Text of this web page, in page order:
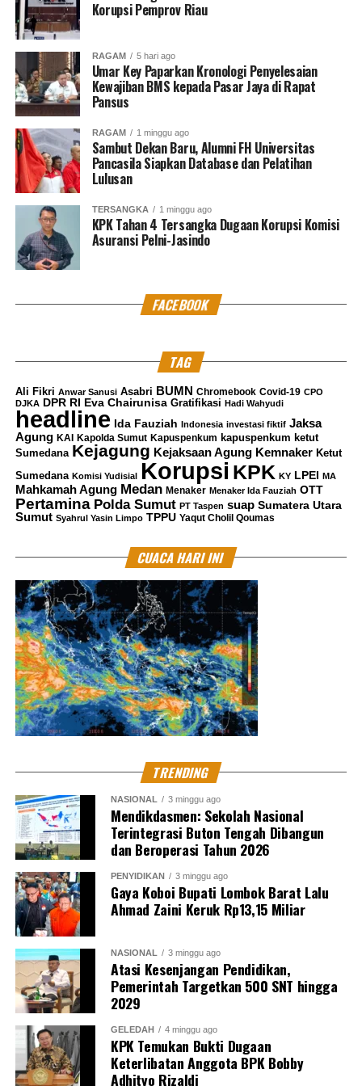
Penyidik juga menemukan adanya dugaan pengondisian
pemenang proyek. Ahmad Abdillah diduga telah diminta
menjadi kontraktor pelaksana sejak tahap perencanaan
dan penganggaran, meskipun proses lelang saat itu
belum dimulai.
Di sisi lain, Sukiman diduga menerima sejumlah uang
dari pihak Abipraya–Jaya Abadi KSO terkait pelaksanaan
proyek tersebut.
Timbulkan Kerugian Negara Rp35,7 Miliar
Akibat berbagai penyimpangan yang terjadi, hasil
pembangunan Gedung Kantor Pemkab Lamongan
sisi volume maupun kualitas pekerjaan.
kerugian keuangan negara sebesar Rp35,7 miliar.
Taufik menegaskan sektor konstruksi merupakan salah
satu pilar strategis pembangunan nasional sehingga
harus dijalankan dengan prinsip integritas dan
akuntabilitas.
Menurutnya, praktik korupsi dalam proyek konstruksi
tidak hanya merugikan keuangan negara, tetapi juga
apabila kualitas bangunan tidak sesuai standar.
“Setiap pelanggaran integritas berpotensi merusak
kualitas pembangunan, mencederai kepercayaan publik,
dan menghambat pembangunan nasional,” kata Taufik.
KPK menegaskan akan terus mengusut tuntas perkara
tersebut sekaligus mendorong penguatan tata kelola
dan pengawasan agar praktik serupa tidak kembali
terjadi dalam pelaksanaan proyek-proyek pembangunan
pemerintah. *** (MES)
Kritik saran kami terima untuk pengembangan
konten kami. Jangan lupa subscribe dan like di
Channel YouTube, Instagram dan Tik Tok.Terima
kasih.
RELATED TOPICS:
AHMAD ABDILLAH
HERMAN DWI HARYANTO
KSO
LAMONGAN
MOKH. SUKIMAN
PPK PT AGUNG PRADANA PUTRA
UP NEXT
Kejagung Tahan Tiga Eks Pimpinan BGN
DON'T MISS
Bos Hanania Group Resmi Jadi Tersangka, Dana Jamaah
Umroh Diduga Dipakai Bayar Influencer
Redaksi Pantausidang
Korupsi Pemprov Riau
RAGAM 5 hari ago
Umar Key Paparkan Kronologi Penyelesaian
Kewajiban BMS kepada Pasar Jaya di Rapat
Pansus
RAGAM 1 minggu ago
Sambut Dekan Baru, Alumni FH Universitas
Pancasila Siapkan Database dan Pelatihan
Lulusan
TERSANGKA 1 minggu ago
KPK Tahan 4 Tersangka Dugaan Korupsi Komisi
Asuransi Pelni-Jasindo
FACEBOOK
TAG
Ali Fikri Anwar Sanusi Asabri BUMN Chromebook Covid-19 CPO
DJKA
DPR RI Eva Chairunisa Gratifikasi Hadi Wahyudi
headline Ida Fauziah Indonesia investasi fiktif Jaksa
Agung KAI Kapolda Sumut Kapuspenkum kapuspenkum ketut
Sumedana Kejagung Kejaksaan Agung Kemnaker Ketut
Sumedana Komisi Yudisial Korupsi KPK KY LPEI MA
Mahkamah Agung Medan Menaker Menaker Ida Fauziah OTT
Pertamina Polda Sumut PT Taspen suap Sumatera Utara
Sumut Syahrul Yasin Limpo TPPU Yaqut Cholil Qoumas
CUACA HARI INI
TRENDING
NASIONAL 3 minggu ago
Mendikdasmen: Sekolah Nasional
Terintegrasi Buton Tengah Dibangun
dan Beroperasi Tahun 2026
PENYIDIKAN 3 minggu ago
Gaya Koboi Bupati Lombok Barat Lalu
Ahmad Zaini Keruk Rp13,15 Miliar
NASIONAL 3 minggu ago
Atasi Kesenjangan Pendidikan,
Pemerintah Targetkan 500 SNT hingga
2029
GELEDAH 4 minggu ago
KPK Temukan Bukti Dugaan
Keterlibatan Anggota BPK Bobby
Adhityo Rizaldi